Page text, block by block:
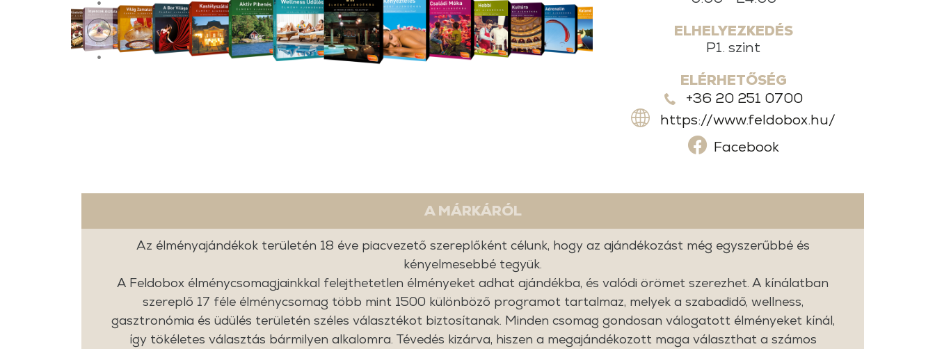
ELHELYEZKEDÉS
P1. szint
ELÉRHETŐSÉG
+36 20 251 0700
https://www.feldobox.hu/
Facebook
A MÁRKÁRÓL
Az élményajándékok területén 18 éve piacvezető szereplőként célunk, hogy az ajándékozást még egyszerűbbé és
kényelmesebbé tegyük.
A Feldobox élménycsomagjainkkal felejthetetlen élményeket adhat ajándékba, és valódi örömet szerezhet. A kínálatban
szereplő 17 féle élménycsomag több mint 1500 különböző programot tartalmaz, melyek a szabadidő, wellness,
gasztronómia és üdülés területén széles választékot biztosítanak. Minden csomag gondosan válogatott élményeket kínál,
így tökéletes választás bármilyen alkalomra. Tévedés kizárva, hiszen a megajándékozott maga választhat a számos